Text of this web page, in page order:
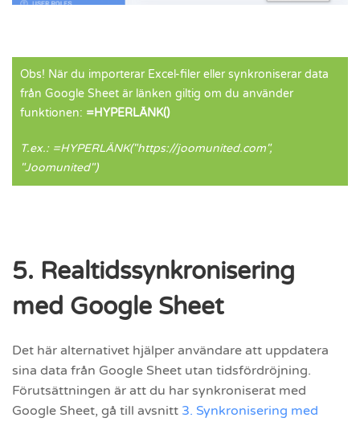
Obs! När du importerar Excel-filer eller synkroniserar data
från Google Sheet är länken giltig om du använder
funktionen: =HYPERLÄNK()
T.ex.: =HYPERLÄNK("https://joomunited.com",
"Joomunited")
5. Realtidssynkronisering
med Google Sheet
Det här alternativet hjälper användare att uppdatera
sina data från Google Sheet utan tidsfördröjning.
Förutsättningen är att du har synkroniserat med
Google Sheet, gå till avsnitt 3. Synkronisering med